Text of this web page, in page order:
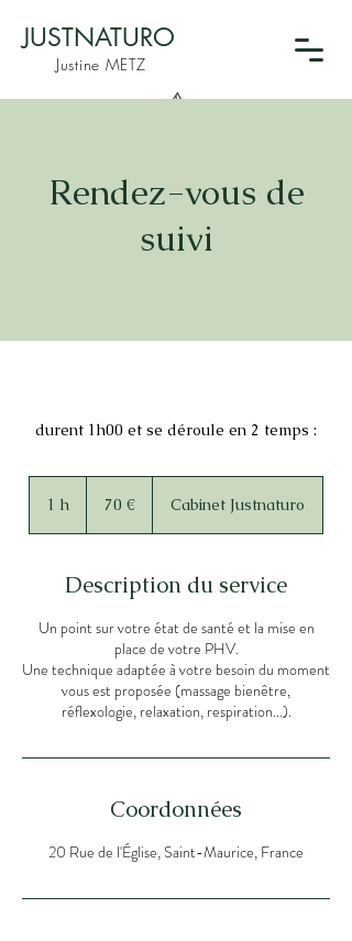
JUSTNATURO
Justine METZ
Rendez-vous de
suivi
durent 1h00 et se déroule en 2 temps :
1 h 70 € Cabinet Justnaturo
Description du service
Un point sur votre état de santé et la mise en
place de votre PHV.
Une technique adaptée à votre besoin du moment
vous est proposée (massage bienêtre,
réflexologie, relaxation, respiration...).
Coordonnées
20 Rue de l'Église, Saint-Maurice, France